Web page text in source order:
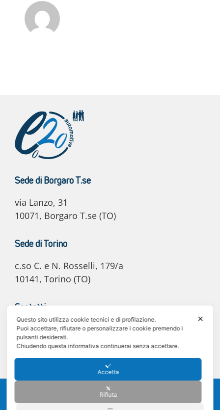
Sede di Borgaro T.se
via Lanzo, 31
10071, Borgaro T.se (TO)
Sede di Torino
c.so C. e N. Rosselli, 179/a
10141, Torino (TO)
Contatti
E-mail: info@e20automotive.it
Tel. 011 02.06.030
©2025 e20 Automotive S.r.l. - C.F. e P. IVA 12242340011 -
Sede legale: Via Lanzo 31, 10071 Borgaro Torinese (TO) - Registro delle
✕
Questo sito utilizza cookie tecnici e di profilazione.
Puoi accettare, rifiutare o personalizzare i cookie premendo i
pulsanti desiderati.
Chiudendo questa informativa continuerai senza accettare.
Accetta
Rifiuta